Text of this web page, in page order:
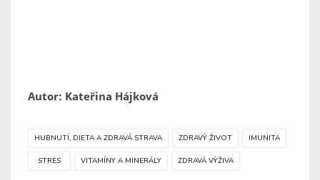
Autor: Kateřina Hájková
HUBNUTÍ, DIETA A ZDRAVÁ STRAVA ZDRAVÝ ŽIVOT IMUNITA
STRES VITAMÍNY A MINERÁLY ZDRAVÁ VÝŽIVA